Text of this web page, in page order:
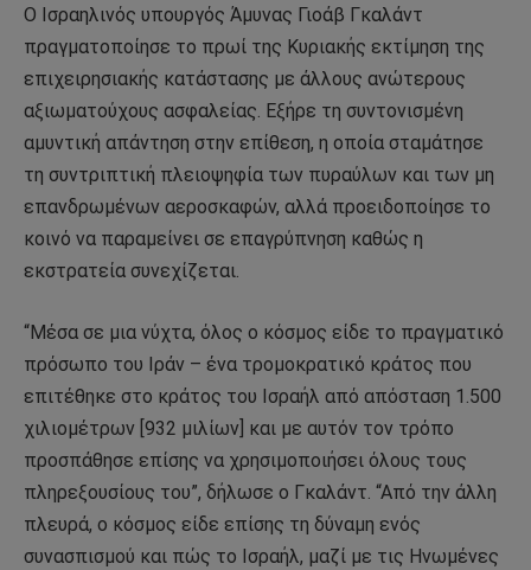
Ο Ισραηλινός υπουργός Άμυνας Γιοάβ Γκαλάντ
πραγματοποίησε το πρωί της Κυριακής εκτίμηση της
επιχειρησιακής κατάστασης με άλλους ανώτερους
αξιωματούχους ασφαλείας. Εξήρε τη συντονισμένη
αμυντική απάντηση στην επίθεση, η οποία σταμάτησε
τη συντριπτική πλειοψηφία των πυραύλων και των μη
επανδρωμένων αεροσκαφών, αλλά προειδοποίησε το
κοινό να παραμείνει σε επαγρύπνηση καθώς η
εκστρατεία συνεχίζεται.
“Μέσα σε μια νύχτα, όλος ο κόσμος είδε το πραγματικό
πρόσωπο του Ιράν – ένα τρομοκρατικό κράτος που
επιτέθηκε στο κράτος του Ισραήλ από απόσταση 1.500
χιλιομέτρων [932 μιλίων] και με αυτόν τον τρόπο
προσπάθησε επίσης να χρησιμοποιήσει όλους τους
πληρεξουσίους του”, δήλωσε ο Γκαλάντ. “Από την άλλη
πλευρά, ο κόσμος είδε επίσης τη δύναμη ενός
συνασπισμού και πώς το Ισραήλ, μαζί με τις Ηνωμένες